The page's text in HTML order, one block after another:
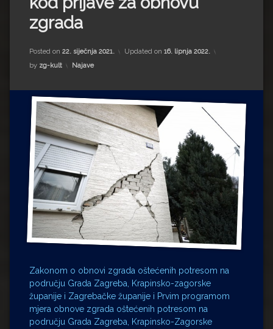
Impressum
Milenko Strižak
Drugi autori
Drugi autori
Matea Andrić
Ljiljana Lekanić-Kljaić
Željko Krznarić
Mario Lovreković
Miroslav Šantek
zgrada
Posted on 22. siječnja 2021. Updated on 16. lipnja 2022.
by zg-kult Kategorije:
Najave
Zakonom o obnovi zgrada oštećenih potresom na
području Grada Zagreba, Krapinsko-zagorske
županije i Zagrebačke županije i Prvim programom
mjera obnove zgrada oštećenih potresom na
području Grada Zagreba, Krapinsko-Zagorske